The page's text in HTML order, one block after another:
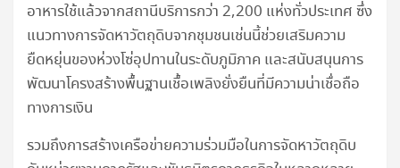
อาหารใช้แล้วจากสถานีบริการกว่า 2,200 แห่งทั่วประเทศ ซึ่ง
แนวทางการจัดหาวัตถุดิบจากชุมชนเช่นนี้ช่วยเสริมความ
ยืดหยุ่นของห่วงโซ่อุปทานในระดับภูมิภาค และสนับสนุนการ
พัฒนาโครงสร้างพื้นฐานเชื้อเพลิงยั่งยืนที่มีความน่าเชื่อถือ
ทางการเงิน
รวมถึงการสร้างเครือข่ายความร่วมมือในการจัดหาวัตถุดิบ